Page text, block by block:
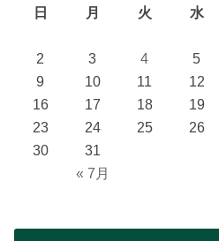
日
月 火 水
« 7月
2
3 4 5
9
10 11 12
16
17 18 19
23
24 25 26
30
31